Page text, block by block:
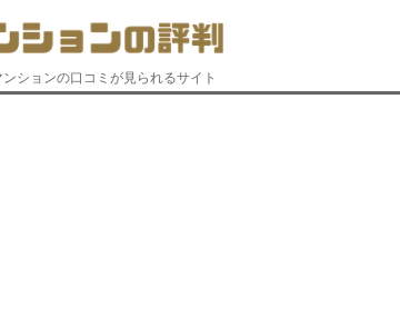
ションの口コミが見られるサイト